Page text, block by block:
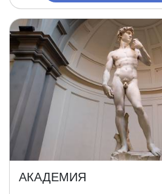
АКАДЕМИЯ